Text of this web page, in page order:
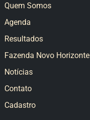
Quem Somos
Agenda
Resultados
Fazenda Novo Horizonte
Notícias
Contato
Cadastro